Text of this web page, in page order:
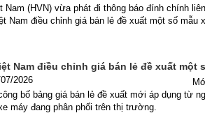
Nam (HVN) vừa phát đi thông báo đính chính
Nam điều chỉnh giá bán lẻ đề xuất một số mẫu
Nam điều chỉnh giá bán lẻ đề xuất một
07/2026
bố bảng giá bán lẻ đề xuất mới áp dụng từ
máy đang phân phối trên thị trường.